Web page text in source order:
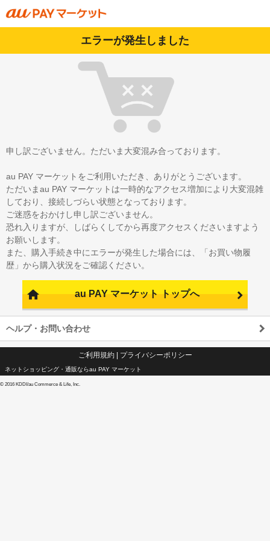
エラーが発生しました
申し訳ございません。ただいま大変混み合っております。
au PAY マーケットをご利用いただき、ありがとうございます。
ただいまau PAY マーケットは一時的なアクセス増加により大変混雑
しており、接続しづらい状態となっております。
ご迷惑をおかけし申し訳ございません。
恐れ入りますが、しばらくしてから再度アクセスくださいますよう
お願いします。
また、購入手続き中にエラーが発生した場合には、「お買い物履
歴」から購入状況をご確認ください。
au PAY マーケット トップへ
ヘルプ・お問い合わせ
ご利用規約| プライバシーポリシー
ネットショッピング・通販ならau PAY マーケット
© 2016 KDDI/au Commerce & Life, Inc.